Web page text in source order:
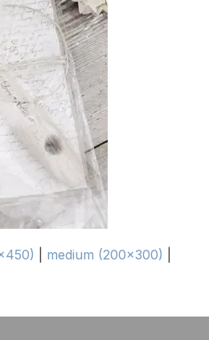
medium (200x300)